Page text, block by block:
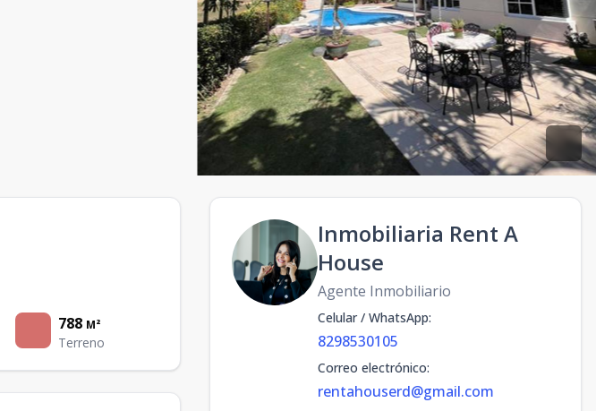
788 M²
Terreno
Inmobiliaria Rent A
House
Agente Inmobiliario
Celular / WhatsApp:
8298530105
Correo electrónico:
rentahouserd@gmail.com